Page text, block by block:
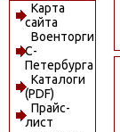
Карта
сайта
Военторги
С-
Петербурга
Каталоги
(PDF)
Прайс-
лист